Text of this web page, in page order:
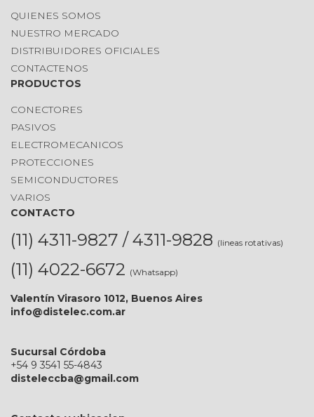
QUIENES SOMOS
NUESTRO MERCADO
DISTRIBUIDORES OFICIALES
CONTACTENOS
PRODUCTOS
CONECTORES
PASIVOS
ELECTROMECANICOS
PROTECCIONES
SEMICONDUCTORES
VARIOS
CONTACTO
(11) 4311-9827 / 4311-9828 (lineas rotativas)
(11) 4022-6672 (Whatsapp)
Valentín Virasoro 1012, Buenos Aires
info@distelec.com.ar
Sucursal Córdoba
+54 9 3541 55-4843
disteleccba@gmail.com